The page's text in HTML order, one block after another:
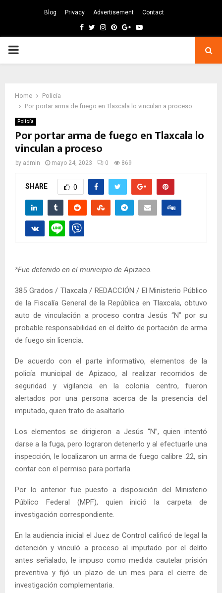
Blog Privacy Advertisement Contact
Facebook
TwitterInstagram
Pinterest
GoogleYoutube
PRIMARY
Home
Policía
Por portar arma de fuego en Tlaxcala lo vinculan a proceso
Policía
Por portar arma de fuego en Tlaxcala lo
vinculan a proceso
by admin mayo 24, 2023 0 869
SHARE 0
*Fue detenido en el municipio de Apizaco.
385 Grados / Tlaxcala / REDACCIÓN / El Ministerio Público
de la Fiscalía General de la República en Tlaxcala, obtuvo
auto de vinculación a proceso contra Jesús “N” por su
probable responsabilidad en el delito de portación de arma
de fuego sin licencia.
De acuerdo con el parte informativo, elementos de la
policía municipal de Apizaco, al realizar recorridos de
seguridad y vigilancia en la colonia centro, fueron
alertados por una persona acerca de la presencia del
imputado, quien trato de asaltarlo.
Los elementos se dirigieron a Jesús “N”, quien intentó
darse a la fuga, pero lograron detenerlo y al efectuarle una
inspección, le localizaron un arma de fuego calibre .22, sin
contar con el permiso para portarla.
Por lo anterior fue puesto a disposición del Ministerio
Público Federal (MPF), quien inició la carpeta de
investigación correspondiente.
En la audiencia inicial el Juez de Control calificó de legal la
detención y vinculó a proceso al imputado por el delito
antes señalado, le impuso como medida cautelar prisión
preventiva y fijó un plazo de un mes para el cierre de
investigación complementaria.